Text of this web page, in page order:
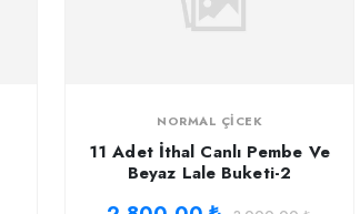
NORMAL ÇICEK
11 Adet İthal Canlı Pembe Ve
Beyaz Lale Buketi-2